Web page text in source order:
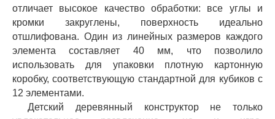
отличает высокое качество обработки: все углы и
кромки закруглены, поверхность идеально
отшлифована. Один из линейных размеров каждого
элемента составляет 40 мм, что позволило
использовать для упаковки плотную картонную
коробку, соответствующую стандартной для кубиков с
12 элементами.
Детский деревянный конструктор не только